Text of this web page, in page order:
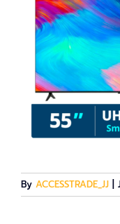
By ACCESSTRADE_JJ